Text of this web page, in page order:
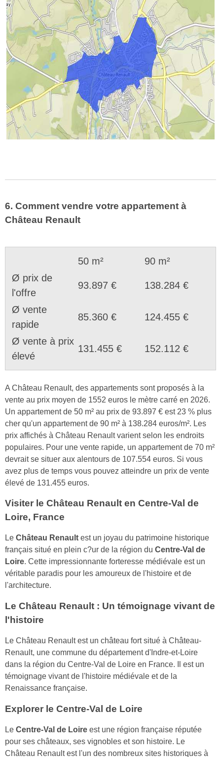
6. Comment vendre votre appartement à
Château Renault
50 m²
90 m²
Ø prix de
l'offre
93.897 € 138.284 €
Ø vente
rapide
85.360 € 124.455 €
Ø vente à prix
élevé
131.455 € 152.112 €
A Château Renault, des appartements sont proposés à la
vente au prix moyen de 1552 euros le mètre carré en 2026.
Un appartement de 50 m² au prix de 93.897 € est 23 % plus
cher qu'un appartement de 90 m² à 138.284 euros/m². Les
prix affichés à Château Renault varient selon les endroits
populaires. Pour une vente rapide, un appartement de 70 m²
devrait se situer aux alentours de 107.554 euros. Si vous
avez plus de temps vous pouvez atteindre un prix de vente
élevé de 131.455 euros.
Visiter le Château Renault en Centre-Val de
Loire, France
Le Château Renault est un joyau du patrimoine historique
français situé en plein c?ur de la région du Centre-Val de
Loire. Cette impressionnante forteresse médiévale est un
véritable paradis pour les amoureux de l'histoire et de
l'architecture.
Le Château Renault : Un témoignage vivant de
l'histoire
Le Château Renault est un château fort situé à Château-
Renault, une commune du département d'Indre-et-Loire
dans la région du Centre-Val de Loire en France. Il est un
témoignage vivant de l'histoire médiévale et de la
Renaissance française.
Explorer le Centre-Val de Loire
Le Centre-Val de Loire est une région française réputée
pour ses châteaux, ses vignobles et son histoire. Le
Château Renault est l'un des nombreux sites historiques à